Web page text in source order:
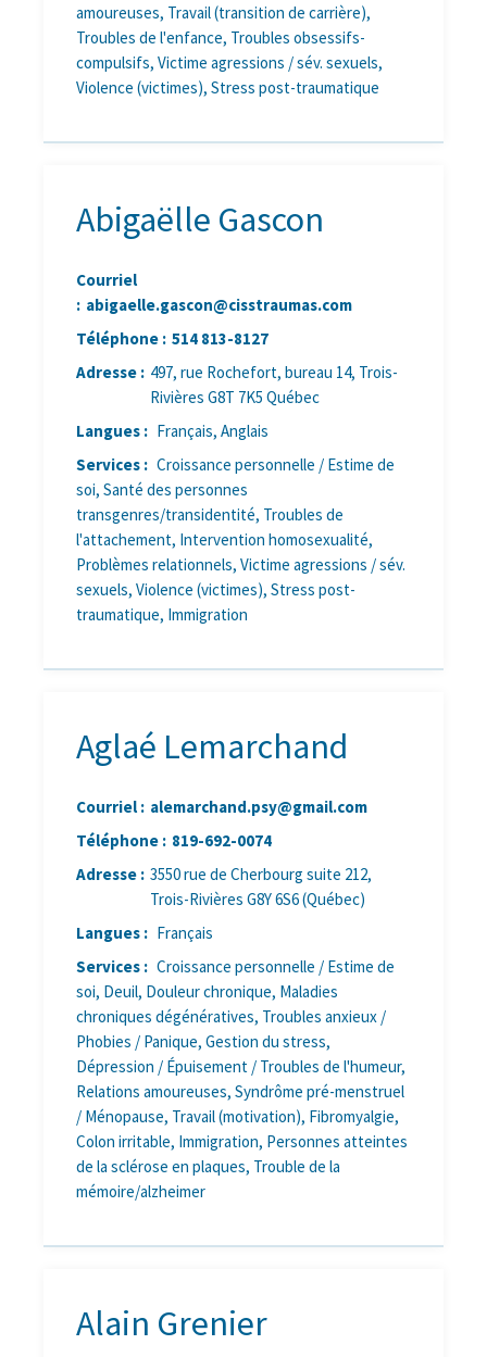
amoureuses, Travail (transition de carrière),
Troubles de l'enfance, Troubles obsessifs-
compulsifs, Victime agressions / sév. sexuels,
Violence (victimes), Stress post-traumatique
Abigaëlle Gascon
Courriel
: abigaelle.gascon@cisstraumas.com
Téléphone : 514 813-8127
Adresse : 497, rue Rochefort, bureau 14, Trois-
Rivières G8T 7K5 Québec
Langues : Français, Anglais
Services : Croissance personnelle / Estime de
soi, Santé des personnes
transgenres/transidentité, Troubles de
l'attachement, Intervention homosexualité,
Problèmes relationnels, Victime agressions / sév.
sexuels, Violence (victimes), Stress post-
traumatique, Immigration
Aglaé Lemarchand
Courriel : alemarchand.psy@gmail.com
Téléphone : 819-692-0074
Adresse : 3550 rue de Cherbourg suite 212,
Trois-Rivières G8Y 6S6 (Québec)
Langues : Français
Services : Croissance personnelle / Estime de
soi, Deuil, Douleur chronique, Maladies
chroniques dégénératives, Troubles anxieux /
Phobies / Panique, Gestion du stress,
Dépression / Épuisement / Troubles de l'humeur,
Relations amoureuses, Syndrôme pré-menstruel
/ Ménopause, Travail (motivation), Fibromyalgie,
Colon irritable, Immigration, Personnes atteintes
de la sclérose en plaques, Trouble de la
mémoire/alzheimer
Alain Grenier